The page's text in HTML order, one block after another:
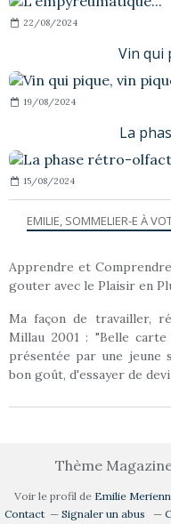
22/08/2024
Vin qui
19/08/2024
La
15/08/2024
EMILIE, SOMMELIER-E À
Apprendre et
gouter avec le Plaisir en
Ma façon de travailler,
Millau 2001 : "Belle
présentée par une jeune
bon goût, d'essayer de
Thème
Voir le profil de Emilie
Contact
Signaler un abus